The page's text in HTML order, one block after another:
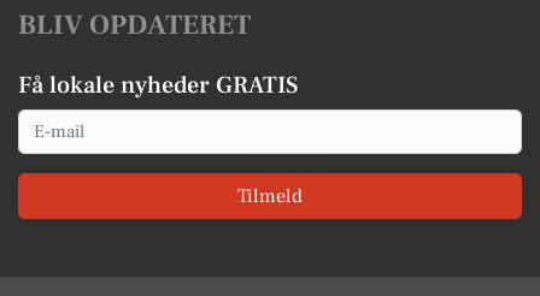
BLIV OPDATERET
Få lokale nyheder GRATIS
Email
Tilmeld